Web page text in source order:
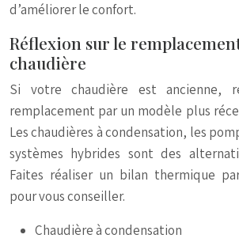
d’améliorer le confort.
Réflexion sur le
chaudière
Si votre chaudière est ancienne,
remplacement par un modèle plus
Les chaudières à condensation, les
systèmes hybrides sont des
Faites réaliser un bilan thermique
pour vous conseiller.
Chaudière à condensation